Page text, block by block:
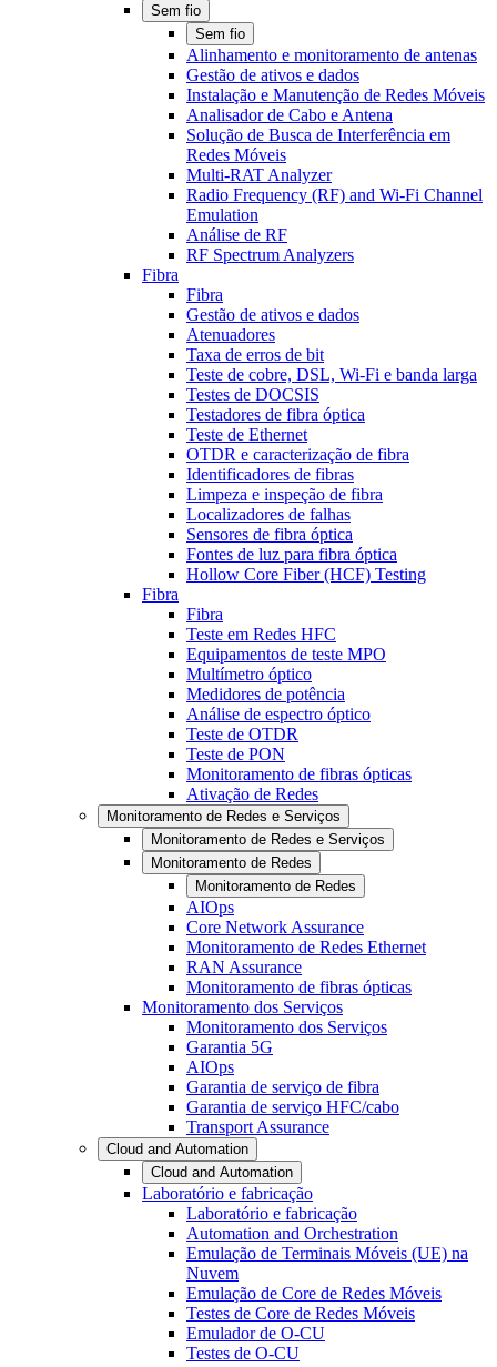
Sem fio
Sem fio
Alinhamento e monitoramento de antenas
Gestão de ativos e dados
Instalação e Manutenção de Redes Móveis
Analisador de Cabo e Antena
Solução de Busca de Interferência em
Redes Móveis
Multi-RAT Analyzer
Radio Frequency (RF) and Wi-Fi Channel
Emulation
Análise de RF
RF Spectrum Analyzers
Fibra
Fibra
Gestão de ativos e dados
Atenuadores
Taxa de erros de bit
Teste de cobre, DSL, Wi-Fi e banda larga
Testes de DOCSIS
Testadores de fibra óptica
Teste de Ethernet
OTDR e caracterização de fibra
Identificadores de fibras
Limpeza e inspeção de fibra
Localizadores de falhas
Sensores de fibra óptica
Fontes de luz para fibra óptica
Hollow Core Fiber (HCF) Testing
Fibra
Fibra
Teste em Redes HFC
Equipamentos de teste MPO
Multímetro óptico
Medidores de potência
Análise de espectro óptico
Teste de OTDR
Teste de PON
Monitoramento de fibras ópticas
Ativação de Redes
Monitoramento de Redes e Serviços
Monitoramento de Redes e Serviços
Monitoramento de Redes
Monitoramento de Redes
AIOps
Core Network Assurance
Monitoramento de Redes Ethernet
RAN Assurance
Monitoramento de fibras ópticas
Monitoramento dos Serviços
Monitoramento dos Serviços
Garantia 5G
AIOps
Garantia de serviço de fibra
Garantia de serviço HFC/cabo
Transport Assurance
Cloud and Automation
Cloud and Automation
Laboratório e fabricação
Laboratório e fabricação
Automation and Orchestration
Emulação de Terminais Móveis (UE) na
Nuvem
Emulação de Core de Redes Móveis
Testes de Core de Redes Móveis
Emulador de O-CU
Testes de O-CU